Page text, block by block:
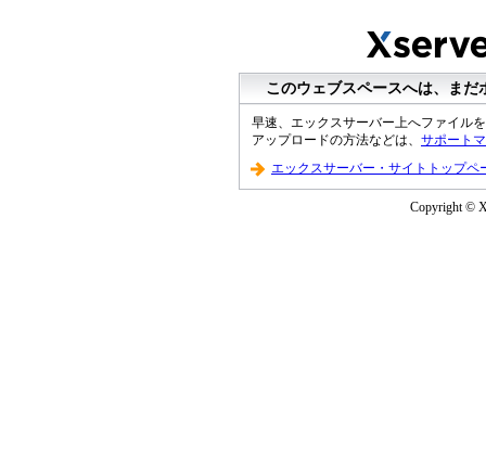
このウェブスペースへは、ま
早速、エックスサーバー上へファイル
アップロードの方法などは、 サポート
エックスサーバー・サイトトップペ
Copyright ©